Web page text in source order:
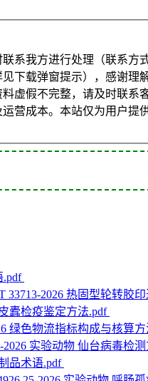
系我方进行处理（联系方
下载弹窗提示），感谢理解
虚假不完整，请及时联系
成本。本站仅为用户
.pdf
33713-2026 热固型轮转胶
蠹检疫鉴定方法.pdf
绿色物流指标构成与核算
2026 实验动物 仙台病毒检
品术语.pdf